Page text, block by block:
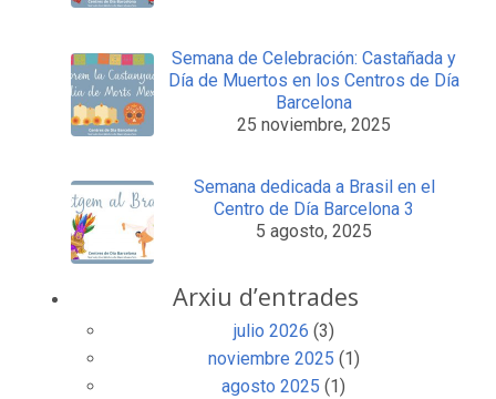
Semana de Celebración: Castañada y
Día de Muertos en los Centros de Día
Barcelona
25 noviembre, 2025
Semana dedicada a Brasil en el
Centro de Día Barcelona 3
5 agosto, 2025
Arxiu d’entrades
julio 2026 (3)
noviembre 2025 (1)
agosto 2025 (1)